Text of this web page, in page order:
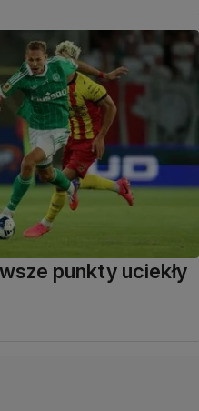
punkty uciekły